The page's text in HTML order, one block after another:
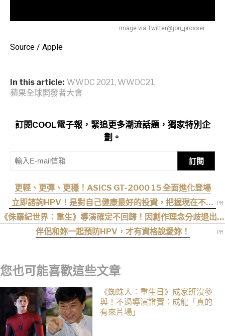
image via Twitter@jon_prosser
Source / Apple
In this article: WWDC 2021, WWDC21,
蘋果全球開發者大會
訂閱COOL電子報，緊追更多潮流話題，獨家特別企
劃。
訂閱
更輕、更彈、更穩！ASICS GT-2000 15 全面進化登場
立即諮詢HPV！是對自己健康最好的投資，把握現在不嫌
晚！
《侏羅紀世界：重生》導演確定不回歸！因創作理念分歧退出續
集
伴侶和妳一起預防HPV，才有資格說愛妳！
您也可能喜歡這些文章
《蜘蛛人：重生日》成家班沒參
與！不過導演證實：成龍「真的
有來片場」